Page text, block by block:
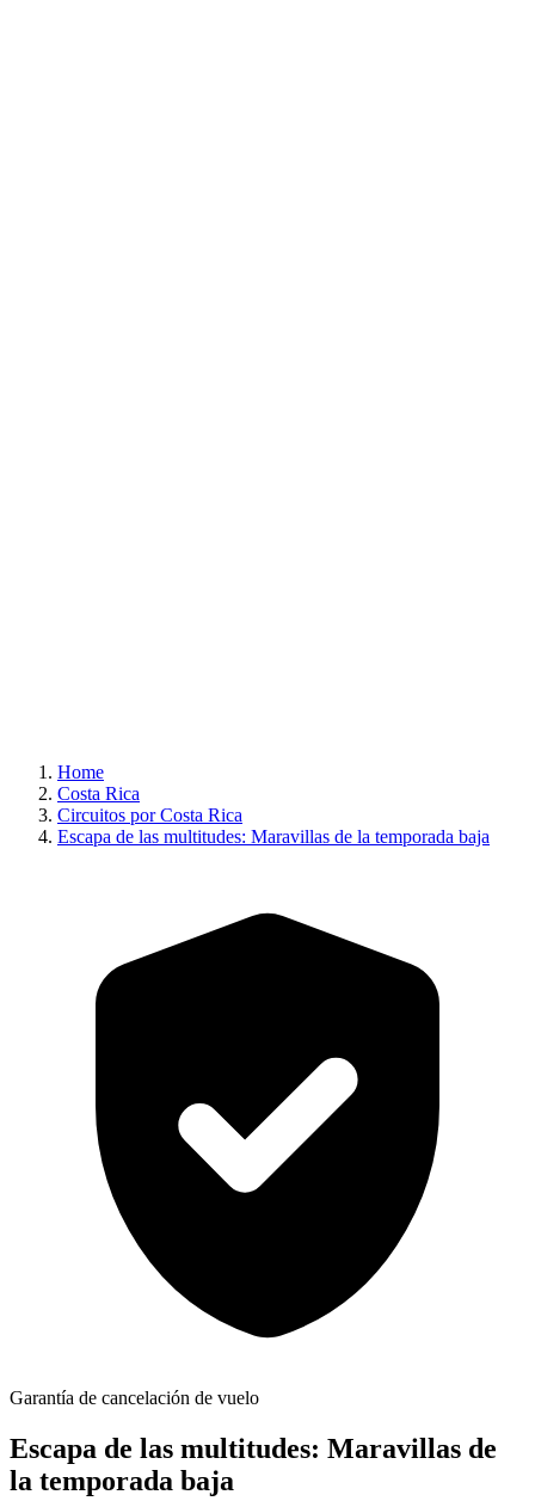
Home
Costa Rica
Circuitos por Costa Rica
Escapa de las multitudes: Maravillas de la temporada baja
Garantía de cancelación de vuelo
Escapa de las multitudes: Maravillas de
la temporada baja